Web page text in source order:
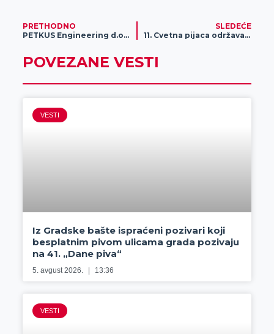
PRETHODNO
PETKUS Engineering d.o.o. Zrenjanin zapošljava bravare-montere
SLEDEĆE
11. Cvetna pijaca održava se u Zrenjaninu
POVEZANE VESTI
VESTI
Iz Gradske bašte ispraćeni pozivari koji
besplatnim pivom ulicama grada pozivaju
na 41. „Dane piva“
5. avgust 2026. 13:36
VESTI